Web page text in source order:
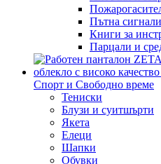
Пътна
Книги за
Парцали и
Спорт и Свободно време
Тениски
Блузи и суитшърти
Якета
Елеци
Шапки
Обувки